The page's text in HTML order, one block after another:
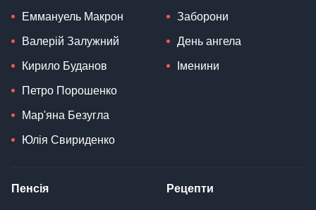
Еммануель Макрон
Валерій Залужний
Кирило Буданов
Петро Порошенко
Мар'яна Безугла
Юлія Свириденко
Заборони
День ангела
Іменини
Пенсія Рецепти